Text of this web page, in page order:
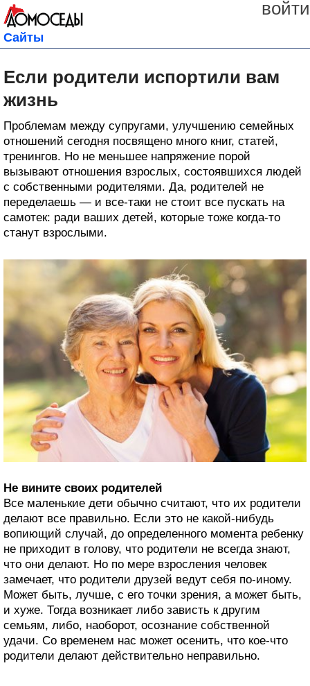
войти
Сайты
Если родители испортили вам
жизнь
Проблемам между супругами, улучшению семейных
отношений сегодня посвящено много книг, статей,
тренингов. Но не меньшее напряжение порой
вызывают отношения взрослых, состоявшихся людей
с собственными родителями. Да, родителей не
переделаешь — и все-таки не стоит все пускать на
самотек: ради ваших детей, которые тоже когда-то
станут взрослыми.
Не вините своих родителей
Все маленькие дети обычно считают, что их родители
делают все правильно. Если это не какой-нибудь
вопиющий случай, до определенного момента ребенку
не приходит в голову, что родители не всегда знают,
что они делают. Но по мере взросления человек
замечает, что родители друзей ведут себя по-иному.
Может быть, лучше, с его точки зрения, а может быть,
и хуже. Тогда возникает либо зависть к другим
семьям, либо, наоборот, осознание собственной
удачи. Со временем нас может осенить, что кое-что
родители делают действительно неправильно.